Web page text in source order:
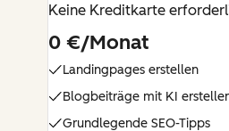
Keine Kreditkarte
0 €/Monat
Landingpages erstellen
Blogbeiträge mit KI
Grundlegende SEO-Tipps